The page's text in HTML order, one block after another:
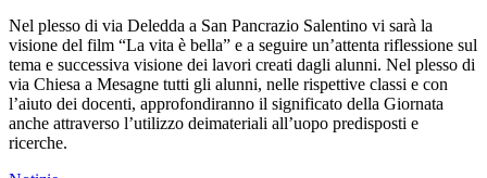
Nel plesso di via Deledda a San Pancrazio Salentino vi sarà la
visione del film “La vita è bella” e a seguire un’attenta riflessione sul
tema e successiva visione dei lavori creati dagli alunni. Nel plesso di
via Chiesa a Mesagne tutti gli alunni, nelle rispettive classi e con
l’aiuto dei docenti, approfondiranno il significato della Giornata
anche attraverso l’utilizzo deimateriali all’uopo predisposti e
ricerche.